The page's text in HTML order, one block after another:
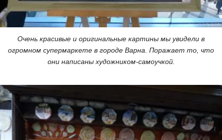
Очень красивые и оригинальные картины мы увидели в
огромном супермаркете в городе Варна. Поражает то, что
они написаны художником-самоучкой.